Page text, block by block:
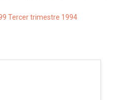
Tercer trimestre 1994